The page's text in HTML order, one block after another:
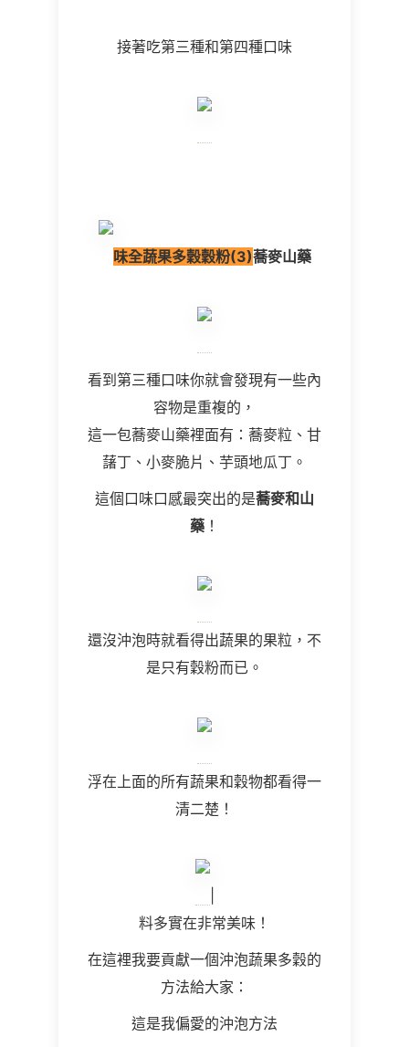
接著吃第三種和第四種口味
味全蔬果多穀穀粉(3)蕎麥山藥
看到第三種口味你就會發現有一些內
容物是重複的，
這一包蕎麥山藥裡面有：蕎麥粒、甘
藷丁、小麥脆片、芋頭地瓜丁。
這個口味口感最突出的是蕎麥和山
藥 ！
還沒沖泡時就看得出蔬果的果粒，不
是只有穀粉而已。
浮在上面的所有蔬果和穀物都看得一
清二楚！
料多實在非常美味！
在這裡我要貢獻一個沖泡蔬果多穀的
方法給大家：
這是我偏愛的沖泡方法